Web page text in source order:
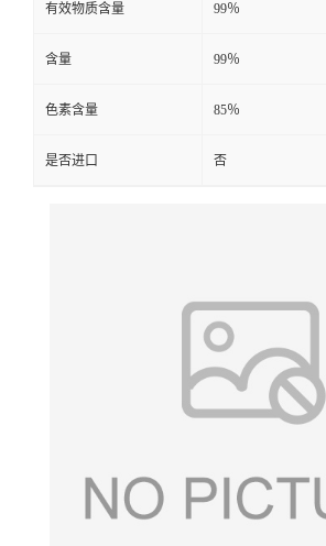
有效物质含量 99％
含量 99％
色素含量 85％
是否进口 否